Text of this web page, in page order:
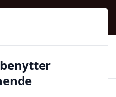
| Din Kulturguide Siden
butikker